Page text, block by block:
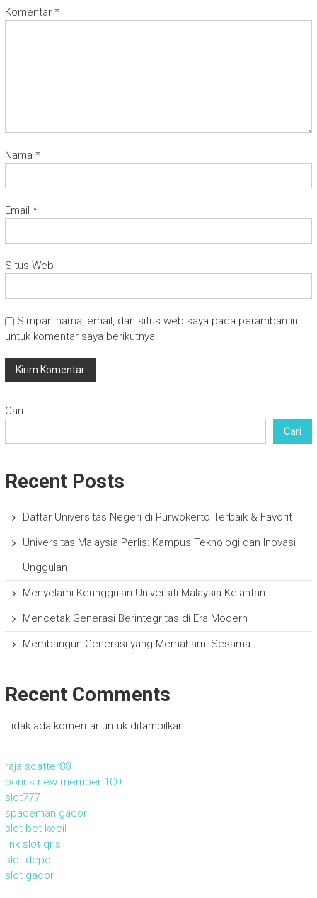
Komentar *
Nama *
Email *
Situs Web
Simpan nama, email, dan situs web saya pada peramban ini
untuk komentar saya berikutnya.
Cari
Cari
Recent Posts
Daftar Universitas Negeri di Purwokerto Terbaik & Favorit
Universitas Malaysia Perlis: Kampus Teknologi dan Inovasi
Unggulan
Menyelami Keunggulan Universiti Malaysia Kelantan
Mencetak Generasi Berintegritas di Era Modern
Membangun Generasi yang Memahami Sesama
Recent Comments
Tidak ada komentar untuk ditampilkan.
raja scatter88
bonus new member 100
slot777
spaceman gacor
slot bet kecil
link slot qris
slot depo
slot gacor